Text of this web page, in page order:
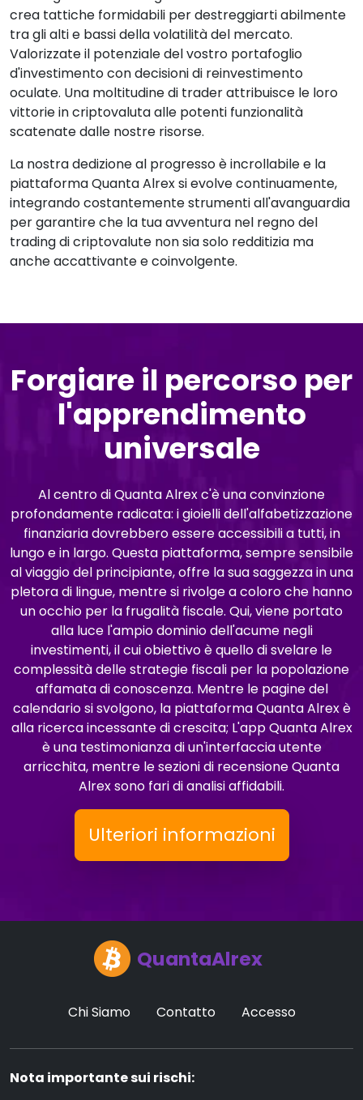
crea tattiche formidabili per destreggiarti abilmente
tra gli alti e bassi della volatilità del mercato.
Valorizzate il potenziale del vostro portafoglio
d'investimento con decisioni di reinvestimento
oculate. Una moltitudine di trader attribuisce le loro
vittorie in criptovaluta alle potenti funzionalità
scatenate dalle nostre risorse.
La nostra dedizione al progresso è incrollabile e la
piattaforma Quanta Alrex si evolve continuamente,
integrando costantemente strumenti all'avanguardia
per garantire che la tua avventura nel regno del
trading di criptovalute non sia solo redditizia ma
anche accattivante e coinvolgente.
Forgiare il percorso per
l'apprendimento
universale
Al centro di Quanta Alrex c'è una convinzione
profondamente radicata: i gioielli dell'alfabetizzazione
finanziaria dovrebbero essere accessibili a tutti, in
lungo e in largo. Questa piattaforma, sempre sensibile
al viaggio del principiante, offre la sua saggezza in una
pletora di lingue, mentre si rivolge a coloro che hanno
un occhio per la frugalità fiscale. Qui, viene portato
alla luce l'ampio dominio dell'acume negli
investimenti, il cui obiettivo è quello di svelare le
complessità delle strategie fiscali per la popolazione
affamata di conoscenza. Mentre le pagine del
calendario si svolgono, la piattaforma Quanta Alrex è
alla ricerca incessante di crescita; L'app Quanta Alrex
è una testimonianza di un'interfaccia utente
arricchita, mentre le sezioni di recensione Quanta
Alrex sono fari di analisi affidabili.
Ulteriori informazioni
QuantaAlrex
Chi Siamo Contatto Accesso
Nota importante sui rischi: